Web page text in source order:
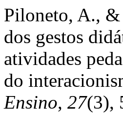
Piloneto, A.,
dos gestos
atividades
do
Ensino, 27(3),